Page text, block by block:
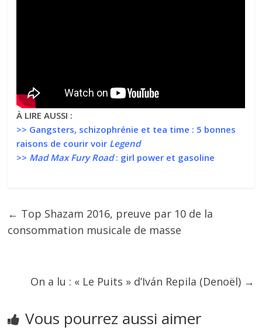
À LIRE AUSSI :
>> Gangsters, schizophrénie et tea time : 5 bonnes
raisons de courir voir Legend
>> Mad Max Fury Road: girl power et gasoline
← Top Shazam 2016, preuve par 10 de la
consommation musicale de masse
On a lu : « Le Puits » d’Iván Repila (Denoël) →
Vous pourrez aussi aimer